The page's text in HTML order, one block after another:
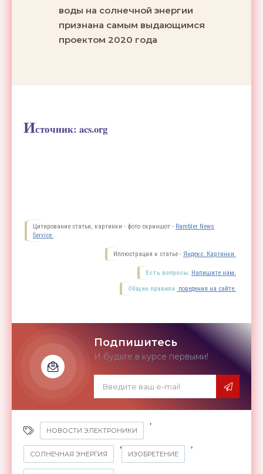
воды на солнечной энергии
признана самым выдающимся
проектом 2020 года
Источник: acs.org
Цитирование статьи, картинки - фото скриншот - Rambler News
Service.
Иллюстрация к статье - Яндекс. Картинки.
Есть вопросы. Напишите нам.
Общие правила поведения на сайте.
Подпишитесь
И будьте в курсе первыми!
НОВОСТИ ЭЛЕКТРОНИКИ
,
СОЛНЕЧНАЯ ЭНЕРГИЯ
,
ИЗОБРЕТЕНИЕ
,